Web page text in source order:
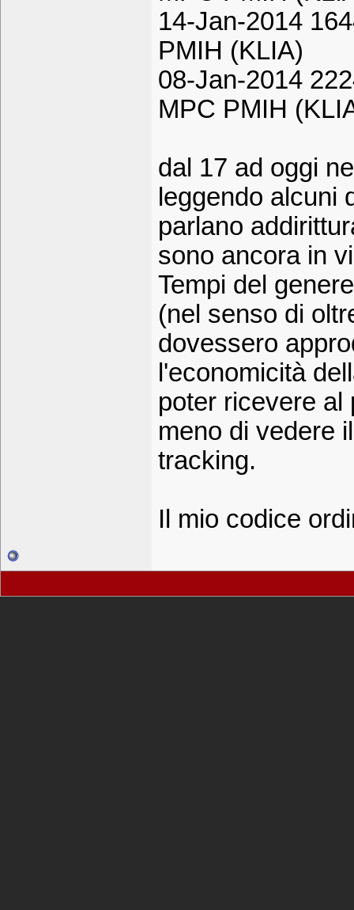
14-Jan-2014
PMIH (KLIA)
08-Jan-2014
MPC PMIH
dal 17 ad oggi
leggendo alcuni
parlano
sono ancora in
Tempi del
(nel senso di
dovessero
l'economicità
poter ricevere al
meno di vedere
tracking.
Il mio codice